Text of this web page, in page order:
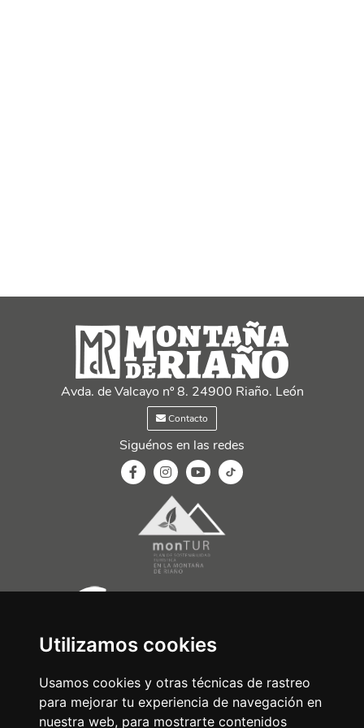
Utilizamos cookies
Usamos cookies y otras técnicas de rastreo
para mejorar tu experiencia de navegación en
nuestra web, para mostrarte contenidos
Avda. de Valcayo nº 8. 24900 Riaño. León
Contacto
Siguénos en las redes